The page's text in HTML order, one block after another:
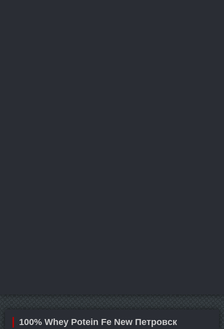
100% Whey Potein Fe New Петровск